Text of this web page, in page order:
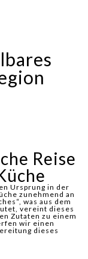
Reise
Ursprung in der
zunehmend an
was aus dem
vereint dieses
Zutaten zu einem
wir einen
dieses